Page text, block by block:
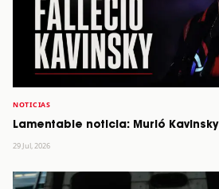
NOTICIAS
Lamentable noticia: Murió Kavinsky
29 Jul, 2026